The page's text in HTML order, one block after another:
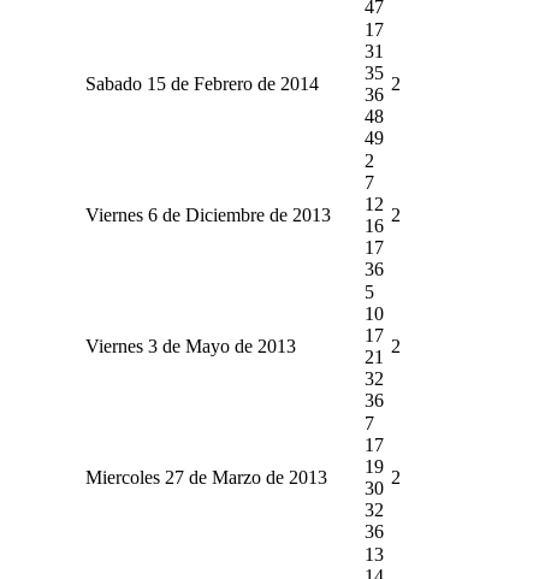
47
Sabado 15 de Febrero de 2014
17
31
35
36
48
49
2
Viernes 6 de Diciembre de 2013
2
7
12
16
17
36
2
Viernes 3 de Mayo de 2013
5
10
17
21
32
36
2
Miercoles 27 de Marzo de 2013
7
17
19
30
32
36
2
13